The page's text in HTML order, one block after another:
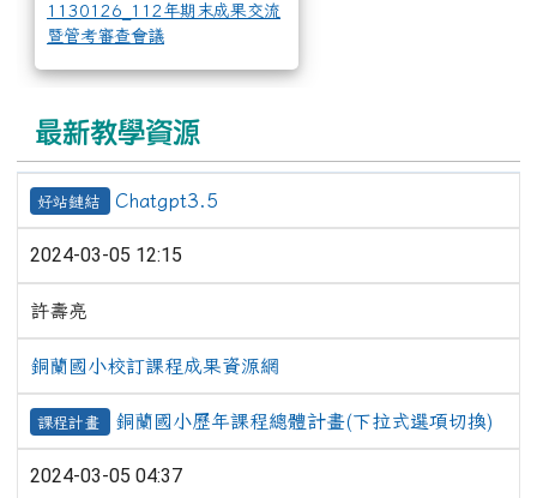
1130126_112年期末成果交流
暨管考審查會議
最新教學資源
好站鏈結 Chatgpt3.5
2024-03-05 12:15
許壽亮
銅蘭國小校訂課程成果資源網
課程計畫 銅蘭國小歷年課程總體計畫(下拉式選項切換)
2024-03-05 04:37